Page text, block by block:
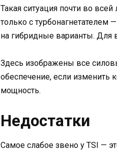
Такая ситуация почти во
только с турбонагнетателем
на гибридные варианты. Для
Здесь изображены все
обеспечение, если
мощность.
Недостатки
Самое слабое звено у TSI —